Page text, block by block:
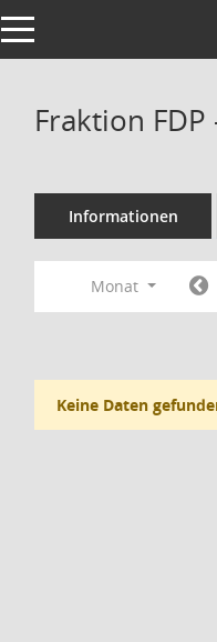
Toggle navigation
Fraktion
Informationen
Monat
Keine Daten